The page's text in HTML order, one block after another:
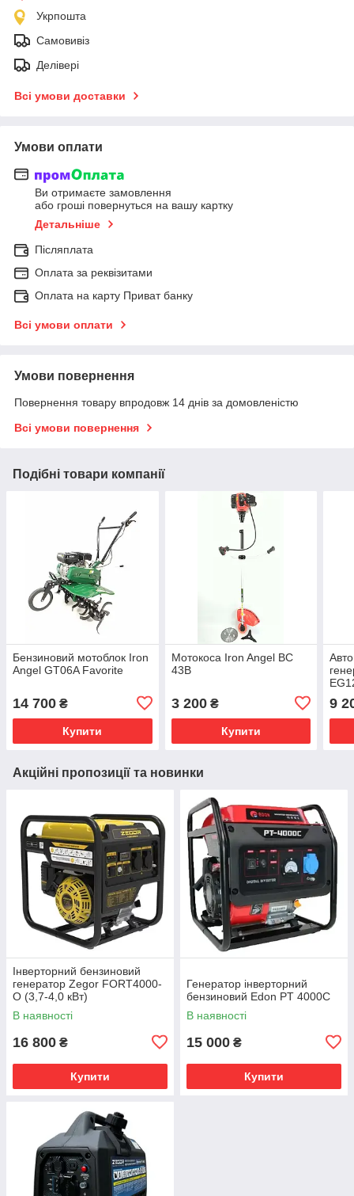
Укрпошта
Самовивіз
Делівері
Всі умови доставки
Умови оплати
Ви отримаєте замовлення
або гроші повернуться на вашу картку
Детальніше
Післяплата
Оплата за реквізитами
Оплата на карту Приват банку
Всі умови оплати
Умови повернення
Повернення товару впродовж 14 днів за домовленістю
Всі умови повернення
Подібні товари компанії
Бензиновий мотоблок Iron
Angel GT06A Favorite
14 700 ₴
Купити
Мотокоса Iron Angel BC
43B
3 200₴
Купити
9
Акційні пропозиції та новинки
Інверторний бензиновий
генератор Zegor FORT4000-
O (3,7-4,0 кВт)
В наявності
16 800 ₴
Купити
Генератор інверторний
бензиновий Edon PT 4000С
В наявності
15 000 ₴
Купити